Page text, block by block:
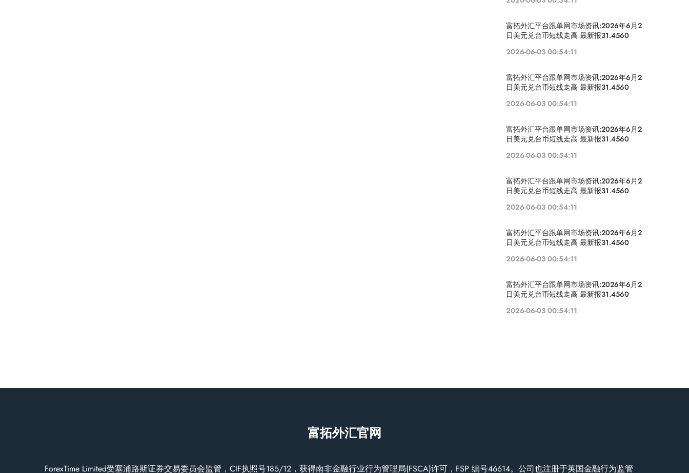
富拓外汇平台跟单网市场资讯:2026年6月2
日美元兑台币短线走高 最新报31.4560
2026-06-03 00:54:11
富拓外汇平台跟单网市场资讯:2026年6月2
日美元兑台币短线走高 最新报31.4560
2026-06-03 00:54:11
富拓外汇平台跟单网市场资讯:2026年6月2
日美元兑台币短线走高 最新报31.4560
2026-06-03 00:54:11
富拓外汇平台跟单网市场资讯:2026年6月2
日美元兑台币短线走高 最新报31.4560
2026-06-03 00:54:11
富拓外汇平台跟单网市场资讯:2026年6月2
日美元兑台币短线走高 最新报31.4560
2026-06-03 00:54:11
富拓外汇平台跟单网市场资讯:2026年6月2
日美元兑台币短线走高 最新报31.4560
2026-06-03 00:54:11
富拓外汇官网
ForexTime Limited受塞浦路斯证券交易委员会监管，CIF执照号185/12，获得南非金融行业行为管理局(FSCA)许可，FSP 编号46614。公司也注册于英国金融行为监管